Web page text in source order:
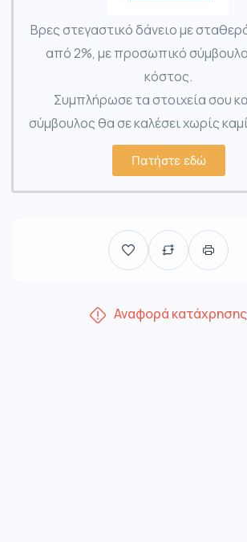
Βρες στεγαστικό δάνειο με
από 2%, με προσωπικό
κόστος.
Συμπλήρωσε τα στοιχεία σου
σύμβουλος θα σε καλέσει χωρίς
Πατήστε εδώ
Αναφορά κατάχρησης